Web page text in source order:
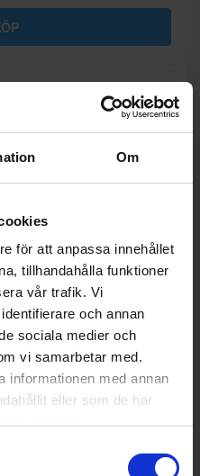
Om
för att anpassa innehållet
tillhandahålla funktioner
vår trafik. Vi
och annan
sociala medier och
vi samarbetar med.
informationen med annan
eller som de har
Plus 314 m2 spjut
342:-
I lager